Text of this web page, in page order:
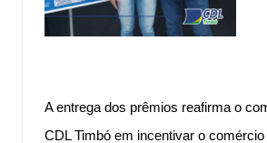
A entrega dos prêmios reafirma o
CDL Timbó em incentivar o comércio